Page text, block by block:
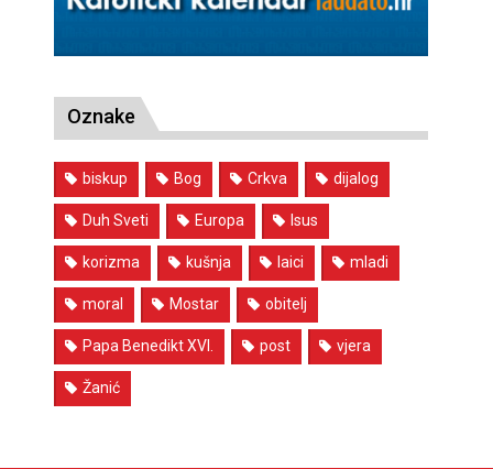
Oznake
biskup Bog Crkva dijalog
Duh Sveti Europa Isus
korizma kušnja laici mladi
moral Mostar obitelj
Papa Benedikt XVI. post vjera
Žanić